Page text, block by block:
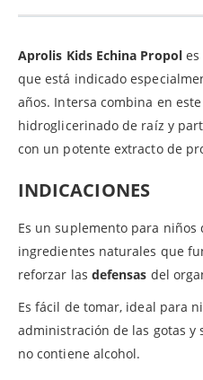
Aprolis Kids Echina Propol
que está indicado
años. Intersa combina en
hidroglicerinado de raíz y
con un potente extracto de
INDICACIONES
Es un suplemento para niños
ingredientes naturales que
reforzar las defensas del
Es fácil de tomar, ideal para
administración de las gotas y
no contiene alcohol.